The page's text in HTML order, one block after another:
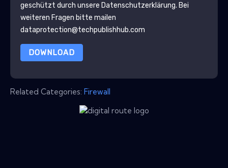
geschützt durch unsere Datenschutzerklärung. Bei
weiteren Fragen bitte mailen
dataprotection@techpublishhub.com
DOWNLOAD
Related Categories: Firewall